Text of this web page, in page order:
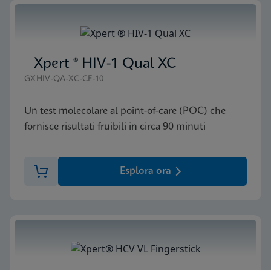
Xpert ® HIV-1 Qual XC
GXHIV-QA-XC-CE-10
Un test molecolare al point-of-care (POC) che
fornisce risultati fruibili in circa 90 minuti
Esplora ora